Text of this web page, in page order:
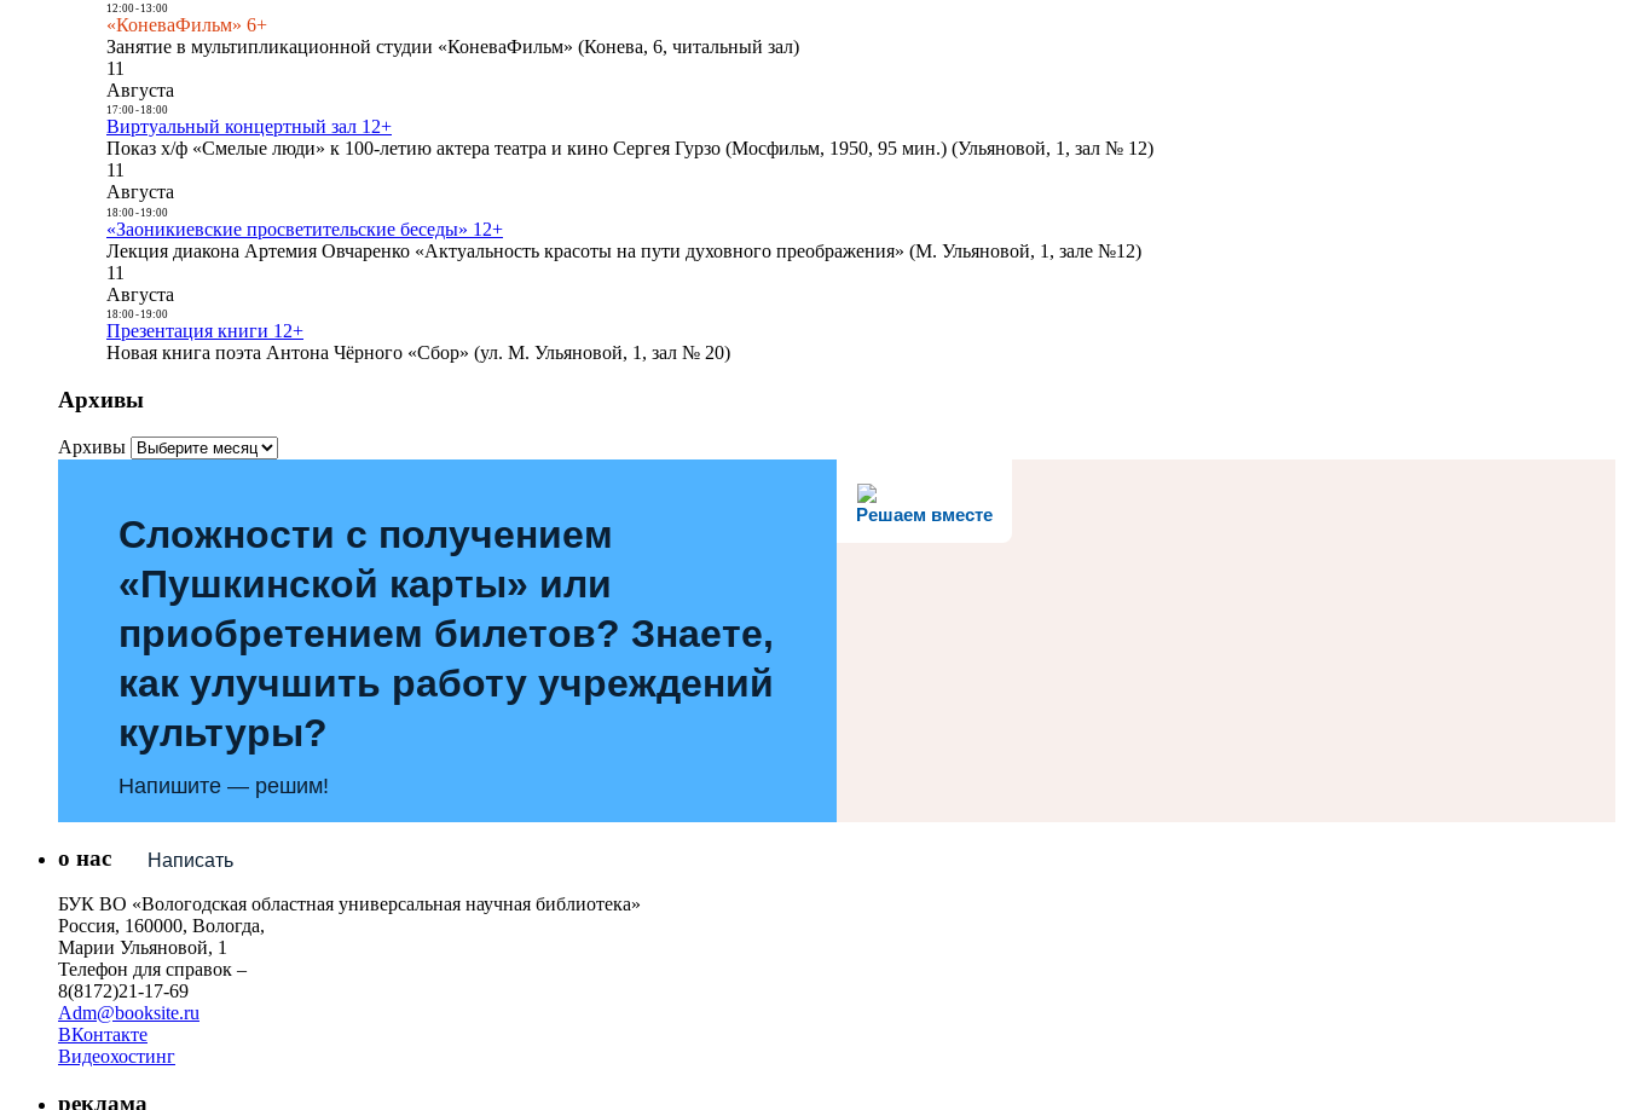
12:00- 13:00
«КоневаФильм» 6+
Занятие в мультипликационной студии «КоневаФильм» (Конева, 6, читальный зал)
11
Августа
17:00- 18:00
Виртуальный концертный зал 12+
Показ х/ф «Смелые люди» к 100-летию актера театра и кино Сергея Гурзо (Мосфильм, 1950, 95 мин.) (Ульяновой, 1, зал № 12)
11
Августа
18:00- 19:00
«Заоникиевские просветительские беседы» 12+
Лекция диакона Артемия Овчаренко «Актуальность красоты на пути духовного преображения» (М. Ульяновой, 1, зале №12)
11
Августа
18:00- 19:00
Презентация книги 12+
Новая книга поэта Антона Чёрного «Сбор» (ул. М. Ульяновой, 1, зал № 20)
Архивы
Архивы
Решаем вместе
Сложности с получением
«Пушкинской карты» или
приобретением билетов? Знаете,
как улучшить работу учреждений
культуры?
Напишите — решим!
Написать
о нас
БУК ВО «Вологодская областная универсальная научная библиотека»
Россия, 160000, Вологда,
Марии Ульяновой, 1
Телефон для справок –
8(8172)21-17-69
Adm@booksite.ru
ВКонтакте
Видеохостинг
реклама